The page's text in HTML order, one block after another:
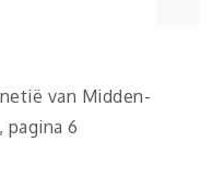
van Midden-
pagina 6